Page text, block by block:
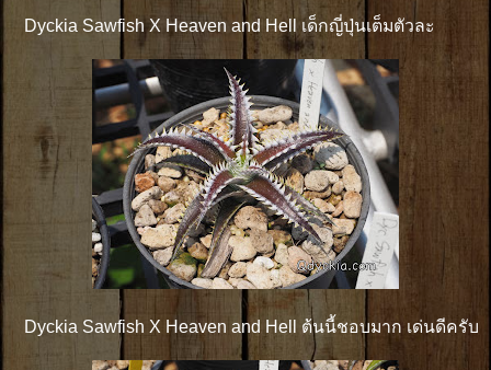
Dyckia Sawfish X Heaven and Hell เด็กญี่ปุ่นเต็มตัวละ
Dyckia Sawfish X Heaven and Hell ต้นนี้ชอบมาก เด่นดีครับ